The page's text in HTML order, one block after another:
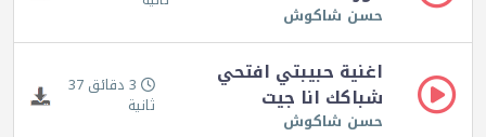
حسن شاكوش
اغنية حبيبتي افتحي
شباكك انا جيت
حسن شاكوش
3 دقائق 37
ثانية